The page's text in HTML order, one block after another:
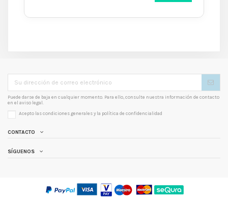
Puede darse de baja en cualquier momento. Para ello, consulte nuestra información de contacto
en el aviso legal.
Acepto las condiciones generales y la política de confidencialidad
CONTACTO
SÍGUENOS